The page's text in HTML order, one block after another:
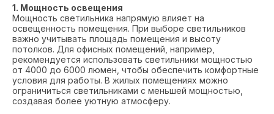
1. Мощность освещения
Мощность светильника напрямую влияет на
освещенность помещения. При выборе светильников
важно учитывать площадь помещения и высоту
потолков. Для офисных помещений, например,
рекомендуется использовать светильники мощностью
от 4000 до 6000 люмен, чтобы обеспечить комфортные
условия для работы. В жилых помещениях можно
ограничиться светильниками с меньшей мощностью,
создавая более уютную атмосферу.